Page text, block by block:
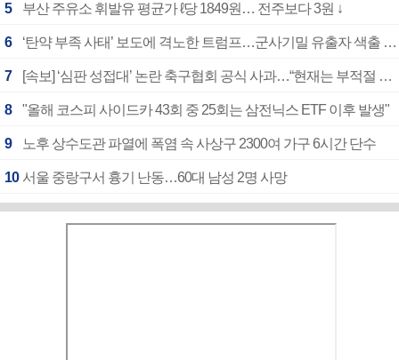
5 부산 주유소 휘발유 평균가 ℓ당 1849원… 전주보다 3원 ↓
6 ‘탄약 부족 사태’ 보도에 격노한 트럼프…군사기밀 유출자 색출 지시
7 [속보] ‘심판 성접대’ 논란 축구협회 공식 사과…“현재는 부적절 행위 없어”
8 "올해 코스피 사이드카 43회 중 25회는 삼전닉스 ETF 이후 발생"
9 노후 상수도관 파열에 폭염 속 사상구 2300여 가구 6시간 단수
10 서울 중랑구서 흉기 난동…60대 남성 2명 사망